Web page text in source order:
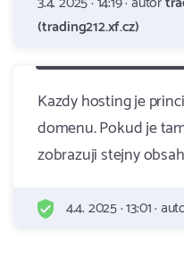
(trading212.xf.cz)
Kazdy hosting je
domenu. Pokud je
zobrazuji stejny
4.4. 2025 · 13:01 ·